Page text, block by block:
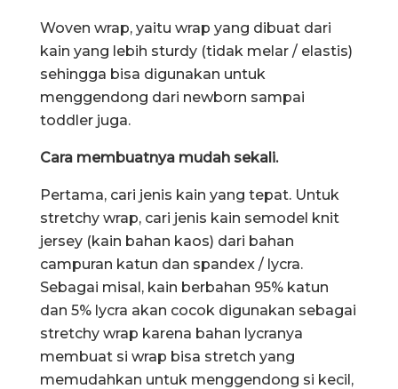
Woven wrap, yaitu wrap yang dibuat dari
kain yang lebih sturdy (tidak melar / elastis)
sehingga bisa digunakan untuk
menggendong dari newborn sampai
toddler juga.
Cara membuatnya mudah sekali.
Pertama, cari jenis kain yang tepat. Untuk
stretchy wrap, cari jenis kain semodel knit
jersey (kain bahan kaos) dari bahan
campuran katun dan spandex / lycra.
Sebagai misal, kain berbahan 95% katun
dan 5% lycra akan cocok digunakan sebagai
stretchy wrap karena bahan lycranya
membuat si wrap bisa stretch yang
memudahkan untuk menggendong si kecil,